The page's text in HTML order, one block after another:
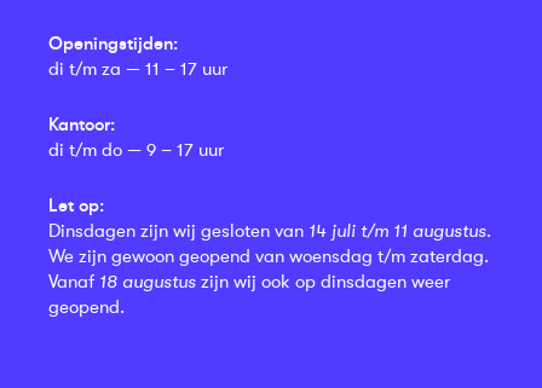
Openingstijden:
di t/m za — 11 – 17 uur
Kantoor:
di t/m do — 9 – 17 uur
Let op:
Dinsdagen zijn wij gesloten van 14 juli t/m 11 augustus.
We zijn gewoon geopend van woensdag t/m zaterdag.
Vanaf 18 augustus zijn wij ook op dinsdagen weer
geopend.